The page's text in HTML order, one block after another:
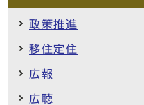
政策推進
移住定住
広報
広聴